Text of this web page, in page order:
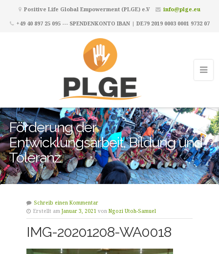
Positive Life Global Empowerment (PLGE) e.V
info@plge.eu
+49 40 897 25 095 --- SPENDENKONTO IBAN | DE79 2019 0003 0001 9732 07
Förderung der
Entwicklungsarbeit, Bildung und
Toleranz
Schreib einen Kommentar
Erstellt am Januar 3, 2021 von Ngozi Utoh-Samuel
IMG-20201208-WA0018